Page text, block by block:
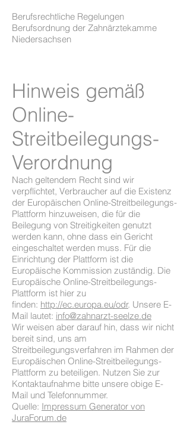
Berufsrechtliche Regelungen
Berufsordnung der Zahnärztekamme
Niedersachsen
Hinweis gemäß
Online-
Streitbeilegungs-
Verordnung
Nach geltendem Recht sind wir
verpflichtet, Verbraucher auf die Existenz
der Europäischen Online-Streitbeilegungs-
Plattform hinzuweisen, die für die
Beilegung von Streitigkeiten genutzt
werden kann, ohne dass ein Gericht
eingeschaltet werden muss. Für die
Einrichtung der Plattform ist die
Europäische Kommission zuständig. Die
Europäische Online-Streitbeilegungs-
Plattform ist hier zu
finden: http://ec.europa.eu/odr. Unsere E-
Mail lautet: info@zahnarzt-seelze.de
Wir weisen aber darauf hin, dass wir nicht
bereit sind, uns am
Streitbeilegungsverfahren im Rahmen der
Europäischen Online-Streitbeilegungs-
Plattform zu beteiligen. Nutzen Sie zur
Kontaktaufnahme bitte unsere obige E-
Mail und Telefonnummer.
Quelle: Impressum Generator von
JuraForum.de